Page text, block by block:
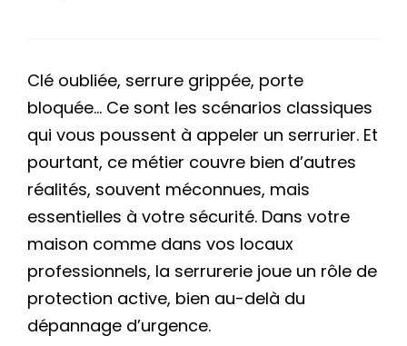
Clé oubliée, serrure grippée, porte
bloquée… Ce sont les scénarios classiques
qui vous poussent à appeler un serrurier. Et
pourtant, ce métier couvre bien d’autres
réalités, souvent méconnues, mais
essentielles à votre sécurité. Dans votre
maison comme dans vos locaux
professionnels, la serrurerie joue un rôle de
protection active, bien au-delà du
dépannage d’urgence.